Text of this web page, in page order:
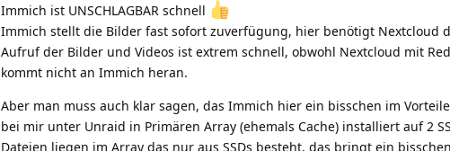
Immich ist UNSCHLAGBAR schnell
Immich stellt die Bilder fast sofort zuverfügung, hier benötigt Nextcloud
Aufruf der Bilder und Videos ist extrem schnell, obwohl Nextcloud mit
kommt nicht an Immich heran.
Aber man muss auch klar sagen, das Immich hier ein bisschen im
bei mir unter Unraid in Primären Array (ehemals Cache) installiert auf 2
Dateien liegen im Array das nur aus SSDs besteht, das bringt ein